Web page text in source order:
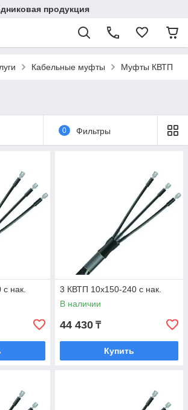
продукция
Кабельные муфты Муфты КВТП
0 Фильтры
нак.
3 КВТП 10х150-240 с нак.
В наличии
44 430 ₸
Купить